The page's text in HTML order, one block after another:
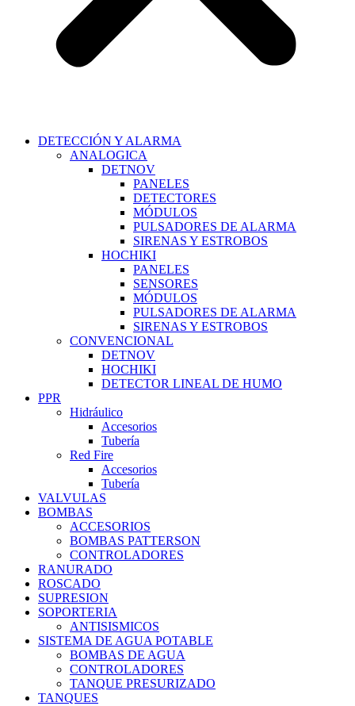
DETECCIÓN Y ALARMA
ANALOGICA
DETNOV
PANELES
DETECTORES
MÓDULOS
PULSADORES DE ALARMA
SIRENAS Y ESTROBOS
HOCHIKI
PANELES
SENSORES
MÓDULOS
PULSADORES DE ALARMA
SIRENAS Y ESTROBOS
CONVENCIONAL
DETNOV
HOCHIKI
DETECTOR LINEAL DE HUMO
PPR
Hidráulico
Accesorios
Tubería
Red Fire
Accesorios
Tubería
VALVULAS
BOMBAS
ACCESORIOS
BOMBAS PATTERSON
CONTROLADORES
RANURADO
ROSCADO
SUPRESION
SOPORTERIA
ANTISISMICOS
SISTEMA DE AGUA POTABLE
BOMBAS DE AGUA
CONTROLADORES
TANQUE PRESURIZADO
TANQUES